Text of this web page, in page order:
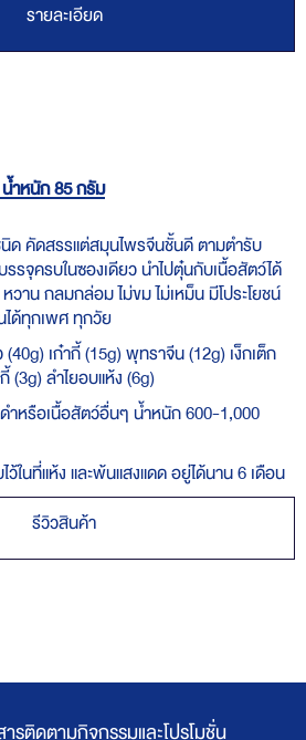
รายละเอียด
ำหนัก 85 กรัม
ด คัดสรรแต่สมุนไพรจีนชั้นดี ตามตำรับ
รจุครบในซองเดียว นำไปตุ๋นกับเนื้อสัตว์ได้
าน กลมกล่อม ไม่ขม ไม่เหม็น มีโประโยชน์
ได้ทุกเพศ ทุกวัย
เก๋ากี้ (15g) พุทราจีน (12g) เง็กเต็ก
(3g) ลำไยอบแห้ง (6g)
ดำหรือเนื้อสัตว์อื่นๆ น้ำหนัก 600-1,000
ว้ในที่แห้ง และพ้นแสงแดด อยู่ได้นาน 6 เดือน
รีวิวสินค้า
รติดตามกิจกรรมและโปรโมชั่น